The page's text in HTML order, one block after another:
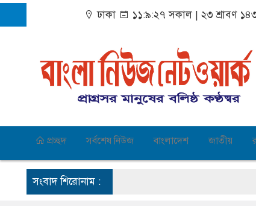
ঢাকা ১১:৯:২৮ সকাল |২৩ শ্রাবণ
প্রচ্ছদ সর্বশেষ নিউজ বাংলাদেশ জাতীয়
সংবাদ শিরোনাম :